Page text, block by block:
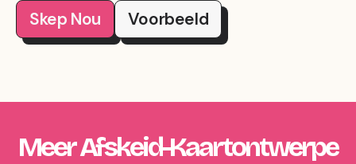
Skep Nou Voorbeeld
Meer Afskeid-Kaartontwerpe